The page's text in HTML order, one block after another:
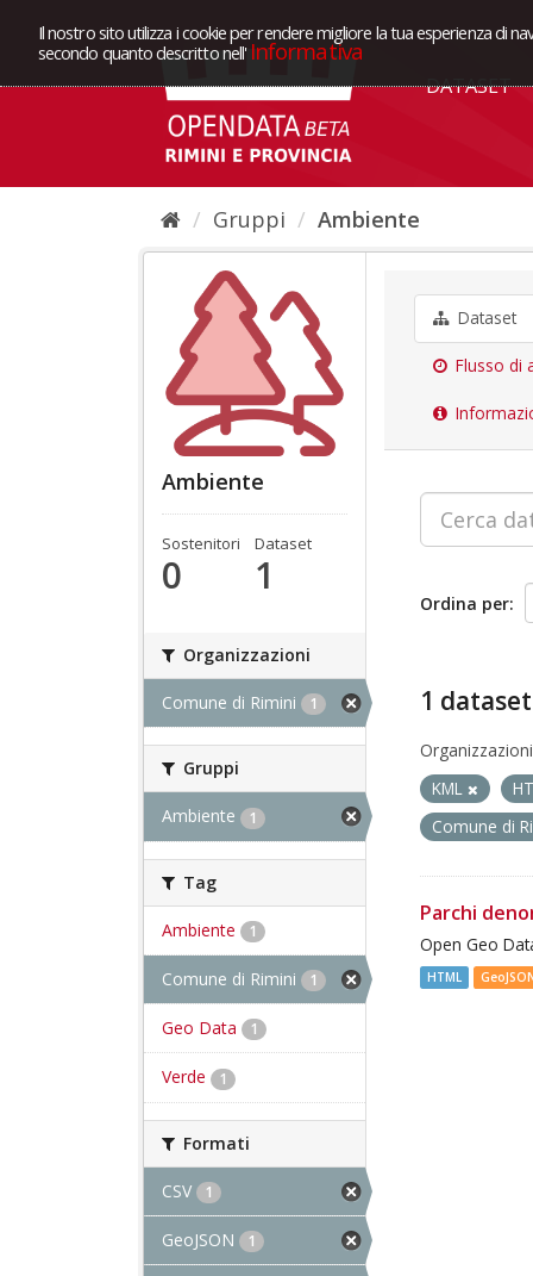
Il nostro sito utilizza i cookie per rendere migliore la tua esperienza di
secondo quanto descritto nell' Informativa
DATASET
Gruppi Ambiente
Ambiente
Sostenitori
0
Dataset
1
Organizzazioni
Comune di Rimini 1
Gruppi
Ambiente 1
Tag
Ambiente 1
Comune di Rimini 1
Geo Data 1
Verde 1
Formati
CSV 1
GeoJSON 1
Dataset
Flusso di
Ordina per
1
KML
Comune di
Parchi
Open Geo
HTML